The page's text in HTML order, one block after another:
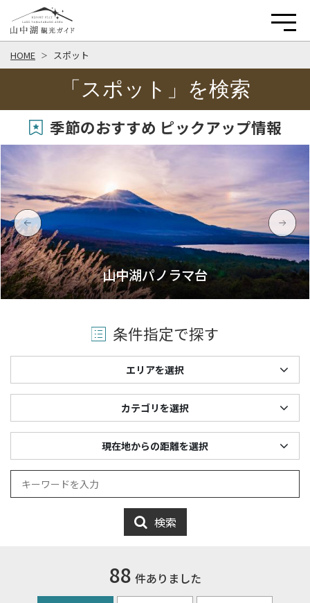
HOME スポット
「スポット」を検索
季節のおすすめ ピックアップ情報
山中湖パノラマ台
条件指定で探す
エリアを選択
カテゴリを選択
現在地からの距離を選択
検索
88 件ありました